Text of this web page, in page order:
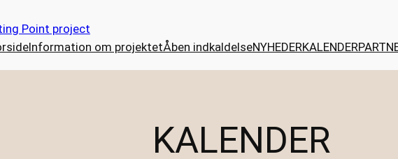
Point project
Information om projektetÅben indkaldelseNYHEDERKALENDER
KALENDER